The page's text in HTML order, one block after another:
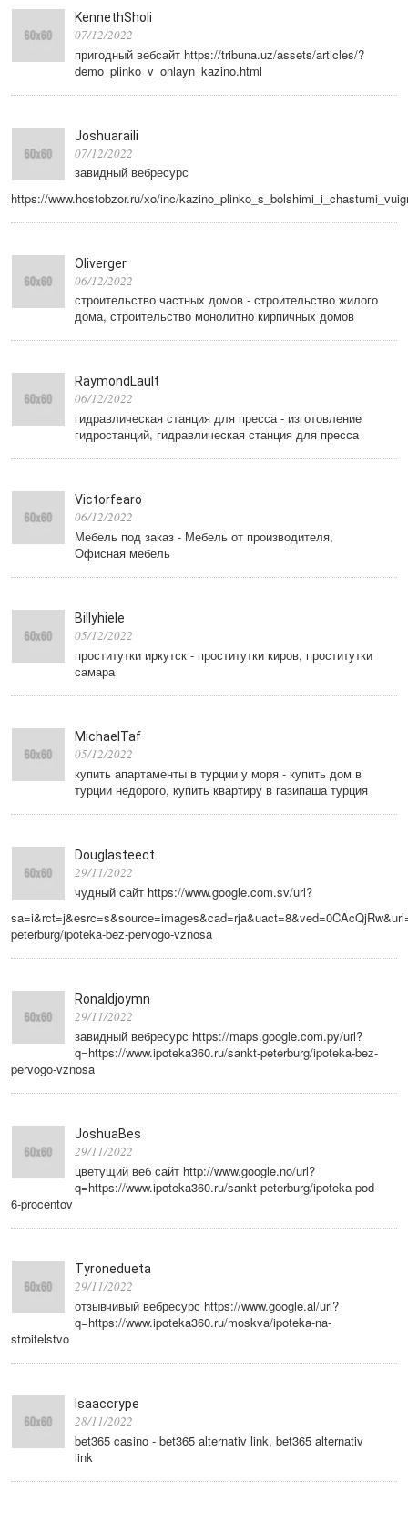
KennethSholi
07/12/2022
пригодный вебсайт https://tribuna.uz/assets/articles/?
demo_plinko_v_onlayn_kazino.html
Joshuaraili
07/12/2022
завидный вебресурс
https://www.hostobzor.ru/xo/inc/
Oliverger
06/12/2022
строительство частных домов - строительство жилого
дома, строительство монолитно кирпичных домов
RaymondLault
06/12/2022
гидравлическая станция для пресса - изготовление
гидростанций, гидравлическая станция для пресса
Victorfearo
06/12/2022
Мебель под заказ - Мебель от производителя,
Офисная мебель
Billyhiele
05/12/2022
проститутки иркутск - проститутки киров, проститутки
самара
MichaelTaf
05/12/2022
купить апартаменты в турции у моря - купить дом в
турции недорого, купить квартиру в газипаша турция
Douglasteect
29/11/2022
чудный сайт https://www.google.com.sv/url?
peterburg/ipoteka-bez-pervogo-vznosa
Ronaldjoymn
29/11/2022
завидный вебресурс https://maps.google.com.py/url?
q=https://www.ipoteka360.ru/sankt-peterburg/ipoteka-bez-
pervogo-vznosa
JoshuaBes
29/11/2022
цветущий веб сайт http://www.google.no/url?
q=https://www.ipoteka360.ru/sankt-peterburg/ipoteka-pod-
6-procentov
Tyronedueta
29/11/2022
отзывчивый вебресурс https://www.google.al/url?
q=https://www.ipoteka360.ru/moskva/ipoteka-na-
stroitelstvo
Isaaccrype
28/11/2022
bet365 casino - bet365 alternativ link, bet365 alternativ
link